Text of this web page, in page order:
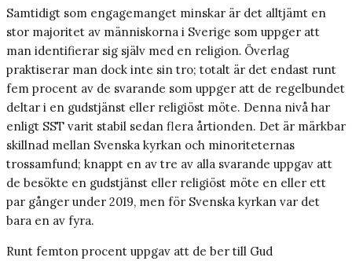
Samtidigt som engagemanget minskar är det alltjämt en
stor majoritet av människorna i Sverige som uppger att
man identifierar sig själv med en religion. Överlag
praktiserar man dock inte sin tro; totalt är det endast runt
fem procent av de svarande som uppger att de regelbundet
deltar i en gudstjänst eller religiöst möte. Denna nivå har
enligt SST varit stabil sedan flera årtionden. Det är märkbar
skillnad mellan Svenska kyrkan och minoriteternas
trossamfund; knappt en av tre av alla svarande uppgav att
de besökte en gudstjänst eller religiöst möte en eller ett
par gånger under 2019, men för Svenska kyrkan var det
bara en av fyra.
Runt femton procent uppgav att de ber till Gud